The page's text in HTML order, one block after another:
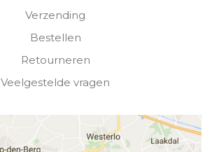
Verzending
Bestellen
Retourneren
Veelgestelde vragen